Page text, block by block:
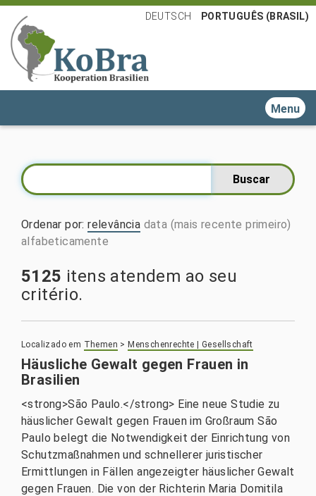
DEUTSCH PORTUGUÊS (BRASIL)
Toggle
Ordenar por:relevância data (mais recente primeiro)
alfabeticamente
5125 itens atendem ao seu
critério.
Localizado em Themen > Menschenrechte | Gesellschaft
Häusliche Gewalt gegen Frauen in
Brasilien
<strong>São Paulo.</strong> Eine neue Studie zu
häuslicher Gewalt gegen Frauen im Großraum São
Paulo belegt die Notwendigkeit der Einrichtung von
Schutzmaßnahmen und schnellerer juristischer
Ermittlungen in Fällen angezeigter häuslicher Gewalt
gegen Frauen. Die von der Richterin Maria Domitila